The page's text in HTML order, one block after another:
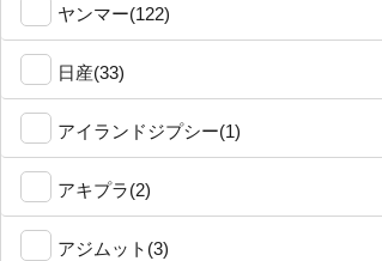
ヤンマー(122)
日産(33)
アイランドジプシー(1)
アキプラ(2)
アジムット(3)